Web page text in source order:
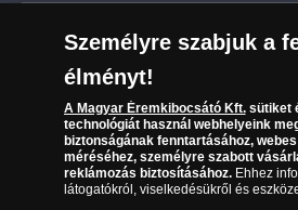
Reklamáció
Visszaküldés
Elállási űrlap
Karrier
Sütik (cookies) használata
Süti (cookies)Beállítások
Társaságunkról
Az érmék és érmek ára és értéke
Gyakran ismételt kérdések
06 80 888 889
(díjmentesen hívható hétfőtől
óra között, péntekenként 9.00 és
Személyre szabjuk a
élményt!
A Magyar Éremkibocsátó Kft.sütiket
technológiát használ webhelyeink
biztonságának fenntartásához,
méréséhez, személyre szabott
reklámozás biztosításához.Ehhez
látogatókról, viselkedésükről és